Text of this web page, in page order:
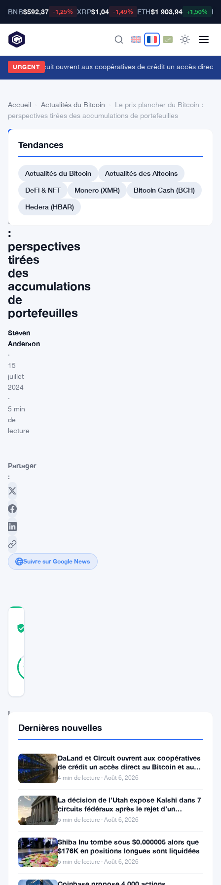
BNB$592,37 -1,25% XRP$1,04 -1,49% ETH$1 903,94 +1,50%
URGENT
et Circuit ouvrent aux coopératives de crédit un accès direct
Accueil Actualités du Bitcoin
Le prix plancher du Bitcoin :
perspectives tirées des accumulations de portefeuilles
DU BITCOIN
prix
plancher
Bitcoin
:
perspectives
tirées
des
accumulations
de
portefeuilles
Steven
Anderson
·
15
juillet
2024
·
5 min
de
lecture
Partager
:
Suivre sur Google News
85
Les
tendances
des
portefeuilles
garde
ont
mis
lumière
Tendances
Actualités du Bitcoin
Actualités des Altcoins
DeFi & NFT
Monero (XMR)
Bitcoin Cash (BCH)
Hedera (HBAR)
Dernières nouvelles
DaLand et Circuit ouvrent aux coopératives
de crédit un accès direct au Bitcoin et aux
actifs numériques
4 min de lecture · Août 6, 2026
La décision de l’Utah expose Kalshi dans 7
circuits fédéraux après le rejet d’un
bouclier fédéral
5 min de lecture · Août 6, 2026
Shiba Inu tombe sous $0.000005 alors que
$176K en positions longues sont liquidées
5 min de lecture · Août 6, 2026